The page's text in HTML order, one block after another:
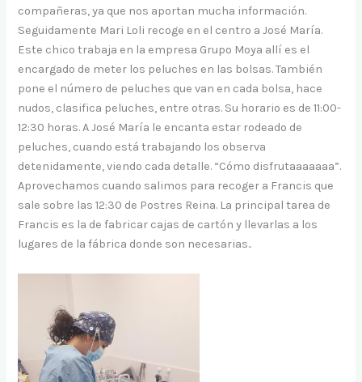
compañeras, ya que nos aportan mucha información.
Seguidamente Mari Loli recoge en el centro a José María.
Este chico trabaja en la empresa Grupo Moya allí es el
encargado de meter los peluches en las bolsas. También
pone el número de peluches que van en cada bolsa, hace
nudos, clasifica peluches, entre otras. Su horario es de 11:00-
12:30 horas. A José María le encanta estar rodeado de
peluches, cuando está trabajando los observa
detenidamente, viendo cada detalle. “Cómo disfrutaaaaaaa”.
Aprovechamos cuando salimos para recoger a Francis que
sale sobre las 12:30 de Postres Reina. La principal tarea de
Francis es la de fabricar cajas de cartón y llevarlas a los
lugares de la fábrica donde son necesarias..